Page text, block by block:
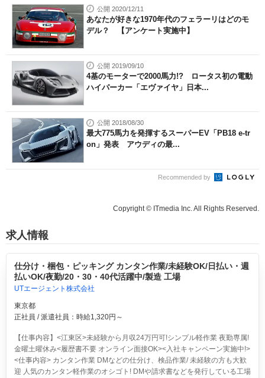
公開 2020/12/11
あなたが好きな1970年代のフェラーリはどのモ
デル？ 【アンケート実施中】
公開 2019/09/10
4基のモーターで2000馬力!? ロータス初の電動
ハイパーカー「エヴァイヤ」日本...
公開 2018/08/30
最大775馬力を発揮するスーパーEV「PB18 e-tr
on」発表 アウディの最...
Recommended by
Copyright © ITmedia Inc. All Rights Reserved.
求人情報
仕分け・梱包・ピッキング カンタン作業/未経験OK/日払い・週
払いOK/夜勤/20・30・40代活躍中/製造 工場
UTエージェント株式会社
東京都
正社員 / 派遣社員：時給1,320円～
【仕事内容】<江東区>未経験から月収24万円可!シンプル軽作業 夜勤専属!
金曜土曜休み<履歴書不要 オンライン面接OK><入社キャンペーン実施中!>
<仕事内容> カンタン作業 DMなどの仕分け、検品作業/ 未経験の方も大歓
迎 人気のカンタン軽作業のオシゴト! DMや請求書などを発行している工場